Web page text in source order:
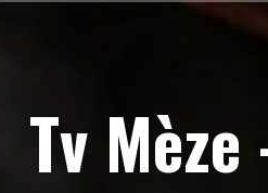
Tv